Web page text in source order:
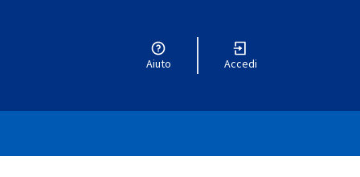
Aiuto Accedi